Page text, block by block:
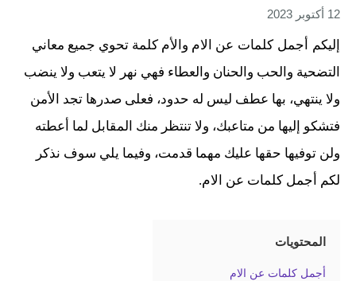
12 أكتوبر 2023
إليكم أجمل كلمات عن الام والأم كلمة تحوي جميع معاني
التضحية والحب والحنان والعطاء فهي نهر لا يتعب ولا ينضب
ولا ينتهي، بها عطف ليس له حدود، فعلى صدرها تجد الأمن
فتشكو إليها من متاعبك، ولا تنتظر منك المقابل لما أعطته
ولن توفيها حقها عليك مهما قدمت، وفيما يلي سوف نذكر
لكم أجمل كلمات عن الام.
المحتويات
أجمل كلمات عن الام